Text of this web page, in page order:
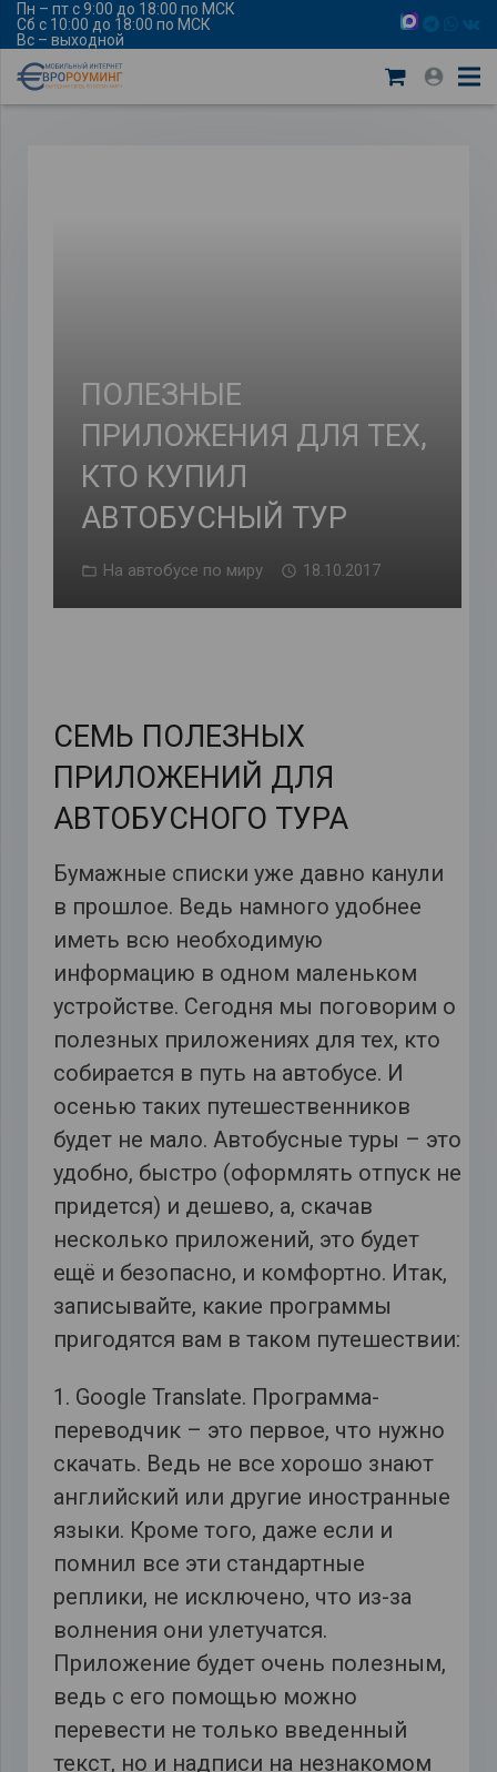
Пн – пт с 9:00 до 18:00 по МСК
Сб с 10:00 до 18:00 по МСК
Вс – выходной
ПОЛЕЗНЫЕ
ПРИЛОЖЕНИЯ ДЛЯ ТЕХ,
КТО КУПИЛ
АВТОБУСНЫЙ ТУР
На автобусе по миру 18.10.2017
СЕМЬ ПОЛЕЗНЫХ
ПРИЛОЖЕНИЙ ДЛЯ
АВТОБУСНОГО ТУРА
Бумажные списки уже давно канули
в прошлое. Ведь намного удобнее
иметь всю необходимую
информацию в одном маленьком
устройстве. Сегодня мы поговорим о
полезных приложениях для тех, кто
собирается в путь на автобусе. И
осенью таких путешественников
будет не мало. Автобусные туры – это
удобно, быстро (оформлять отпуск не
придется) и дешево, а, скачав
несколько приложений, это будет
ещё и безопасно, и комфортно. Итак,
записывайте, какие программы
пригодятся вам в таком путешествии:
1. Google Translate. Программа-
переводчик – это первое, что нужно
скачать. Ведь не все хорошо знают
английский или другие иностранные
языки. Кроме того, даже если и
помнил все эти стандартные
реплики, не исключено, что из-за
волнения они улетучатся.
Приложение будет очень полезным,
ведь с его помощью можно
перевести не только введенный
текст, но и надписи на незнакомом